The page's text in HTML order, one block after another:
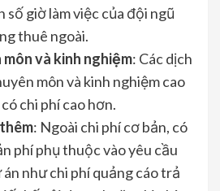
số giờ làm việc của đội ngũ
thuê ngoài.
môn và kinh nghiệm: Các dịch
môn và kinh nghiệm cao
chi phí cao hơn.
: Ngoài chi phí cơ bản, có
phí phụ thuộc vào yêu cầu
như chi phí quảng cáo trả